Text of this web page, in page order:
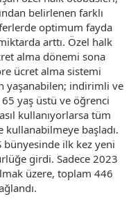
belirlenen farklı
optimum fayda
arttı. Özel halk
alma dönemi sona
ücret alma sistemi
yaşanabilen; indirimli ve
yaş üstü ve öğrenci
kullanıyorlarsa tüm
kullanabilmeye başladı.
bünyesinde ilk kez yeni
girdi. Sadece 2023
üzere, toplam 446